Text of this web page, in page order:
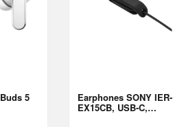
5 Earphones SONY IER-
EX15CB, USB-C,